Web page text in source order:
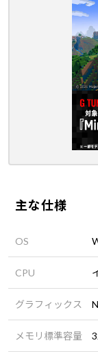
主な仕様
OS
CPU
グラフィックス
メモリ標準容量